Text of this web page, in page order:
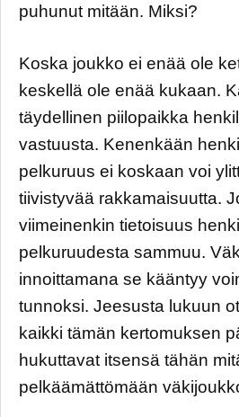
puhunut mitään. Miksi?
Koska joukko ei enää ole
keskellä ole enää kukaan.
täydellinen piilopaikka
vastuusta. Kenenkään
pelkuruus ei koskaan voi
tiivistyvää rakkamaisuutta.
viimeinenkin tietoisuus
pelkuruudesta sammuu.
innoittamana se kääntyy
tunnoksi. Jeesusta lukuun
kaikki tämän kertomuksen
hukuttavat itsensä tähän
pelkäämättömään